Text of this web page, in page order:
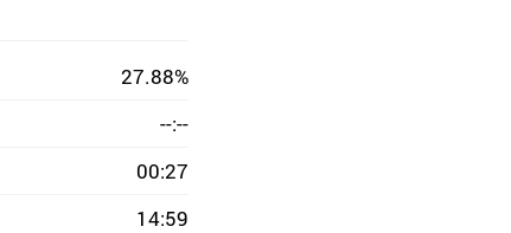
27.88%
--:--
00:27
14:59